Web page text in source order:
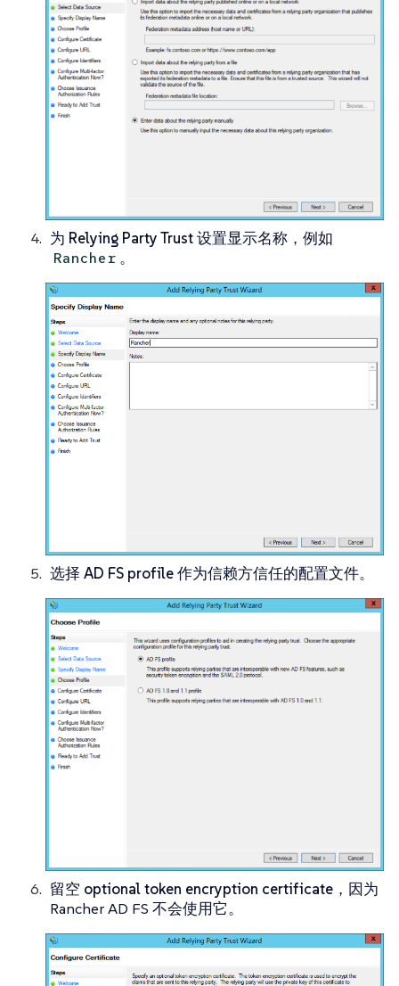
为 Relying Party Trust设置显示名称 ，例如
Rancher 。
选择 AD FS profile作为信赖方信任的配置文件。
留空 optional token encryption certificate ，因为
Rancher AD FS 不会使用它。